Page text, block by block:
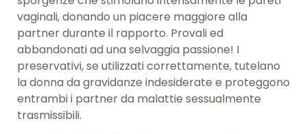
vaginali, donando un piacere maggiore alla
partner durante il rapporto. Provali ed
abbandonati ad una selvaggia passione! I
preservativi, se utilizzati correttamente, tutelano
la donna da gravidanze indesiderate e proteggono
entrambi i partner da malattie sessualmente
trasmissibili.